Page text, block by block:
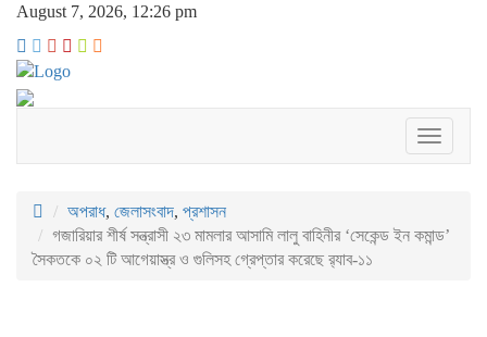
August 7, 2026, 12:26 pm
Toggle
অপরাধ, জেলাসংবাদ, প্রশাসন
গজারিয়ার শীর্ষ সন্ত্রাসী ২৩ মামলার আসামি লালু বাহিনীর ‘সেকেন্ড ইন কমান্ড’
সৈকতকে ০২ টি আগেয়াস্ত্র ও গুলিসহ গ্রেপ্তার করেছে র‍্যাব-১১